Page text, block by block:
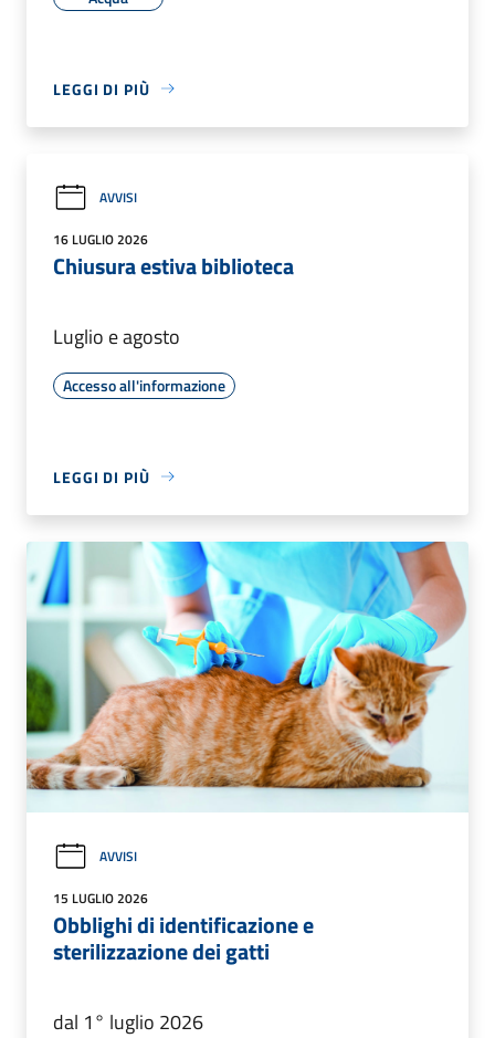
LEGGI DI PIÙ
AVVISI
16 LUGLIO 2026
Chiusura estiva biblioteca
Luglio e agosto
Accesso all'informazione
LEGGI DI PIÙ
AVVISI
15 LUGLIO 2026
Obblighi di identificazione e
sterilizzazione dei gatti
dal 1° luglio 2026